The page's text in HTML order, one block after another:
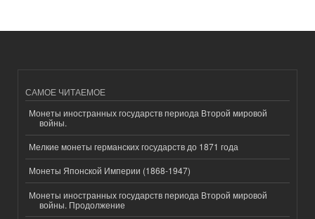
САМОЕ ЧИТАЕМОЕ
Монеты иностранных государств периода Второй мировой
войны.
Мелкие монеты германских государств до 1871 года
Монеты Японской Империи (1868-1947)
Монеты иностранных государств периода Второй мировой
войны. Продолжение